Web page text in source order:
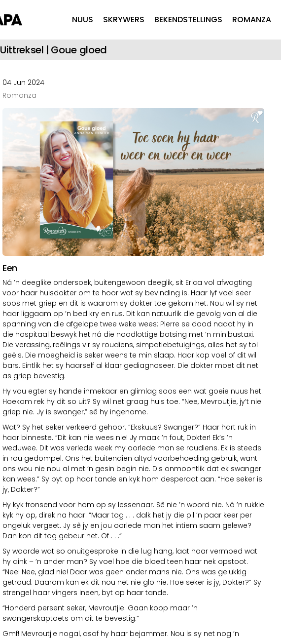
NUUS SKRYWERS BEKENDSTELLINGS ROMANZA
Uittreksel | Goue gloed
04 Jun 2024
Romanza
Een
Ná ’n deeglike ondersoek, buitengewoon deeglik, sit Erica vol afwagting
voor haar huisdokter om te hoor wat sy bevinding is. Haar lyf voel seer
soos met griep en dit is waarom sy dokter toe gekom het. Nou wil sy net
haar liggaam op ’n bed kry en rus. Dit kan natuurlik die gevolg van al die
spanning van die afgelope twee weke wees: Pierre se dood nadat hy in
die hospitaal beswyk het ná die noodlottige botsing met ’n minibustaxi.
Die verassing, reëlings vir sy roudiens, simpatiebetuigings, alles het sy tol
geëis. Die moegheid is seker weens te min slaap. Haar kop voel of dit wil
bars. Eintlik het sy haarself al klaar gediagnoseer. Die dokter moet dit net
as griep bevestig.
Hy vou egter sy hande inmekaar en glimlag soos een wat goeie nuus het.
Hoekom rek hy dit so uit? Sy wil net graag huis toe. “Nee, Mevroutjie, jy’t nie
griep nie. Jy is swanger,” sê hy ingenome.
Wat? Sy het seker verkeerd gehoor. “Ekskuus? Swanger?” Haar hart ruk in
haar binneste. “Dit kan nie wees nie! Jy maak ’n fout, Dokter! Ek’s ’n
weduwee. Dit was verlede week my oorlede man se roudiens. Ek is steeds
in rou gedompel. Ons het buitendien altyd voorbehoeding gebruik, want
ons wou nie nou al met ’n gesin begin nie. Dis onmoontlik dat ek swanger
kan wees.” Sy byt op haar tande en kyk hom desperaat aan. “Hoe seker is
jy, Dokter?”
Hy kyk fronsend voor hom op sy lessenaar. Sê nie ’n woord nie. Ná ’n rukkie
kyk hy op, direk na haar. “Maar tog . . . dalk het jy die pil ’n paar keer per
ongeluk vergeet. Jy sê jy en jou oorlede man het intiem saam gelewe?
Dan kon dit tog gebeur het. Of . . .”
Sy woorde wat so onuitgesproke in die lug hang, laat haar vermoed wat
hy dink – ’n ander man? Sy voel hoe die bloed teen haar nek opstoot.
“Nee! Nee, glad nie! Daar was geen ander mans nie. Ons was gelukkig
getroud. Daarom kan ek dit nou net nie glo nie. Hoe seker is jy, Dokter?” Sy
strengel haar vingers ineen, byt op haar tande.
“Honderd persent seker, Mevroutjie. Gaan koop maar ’n
swangerskaptoets om dit te bevestig.”
Gmf! Mevroutjie nogal, asof hy haar bejammer. Nou is sy net nog ’n